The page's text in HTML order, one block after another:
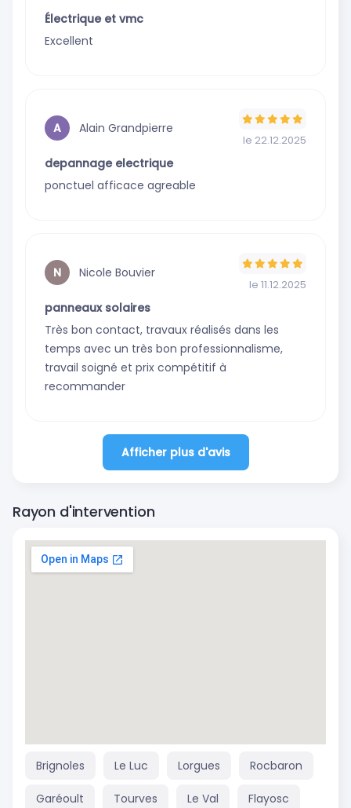
Électrique et vmc
Excellent
A Alain Grandpierre
le 22.12.2025
depannage electrique
ponctuel afficace agreable
N Nicole Bouvier
le 11.12.2025
panneaux solaires
Très bon contact, travaux réalisés dans les
temps avec un très bon professionnalisme,
travail soigné et prix compétitif à
recommander
Afficher plus d'avis
Rayon d'intervention
Brignoles Le Luc Lorgues Rocbaron
Garéoult Tourves Le Val Flayosc